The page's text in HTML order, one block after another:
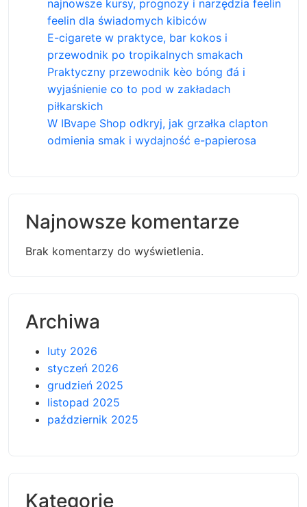
najnowsze kursy, prognozy i narzędzia feelin
feelin dla świadomych kibiców
E-cigarete w praktyce, bar kokos i
przewodnik po tropikalnych smakach
Praktyczny przewodnik kèo bóng đá i
wyjaśnienie co to pod w zakładach
piłkarskich
W IBvape Shop odkryj, jak grzałka clapton
odmienia smak i wydajność e-papierosa
Najnowsze komentarze
Brak komentarzy do wyświetlenia.
Archiwa
luty 2026
styczeń 2026
grudzień 2025
listopad 2025
październik 2025
Kategorie